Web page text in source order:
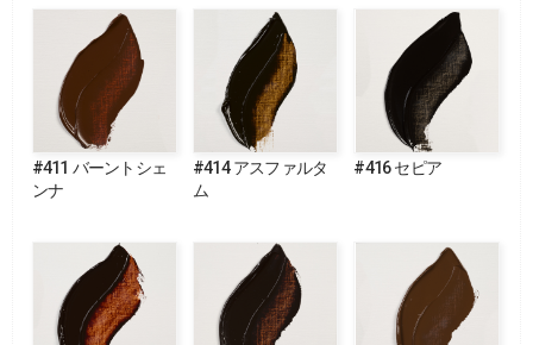
#411 バーントシェ
ンナ
#414 アスファルタ
ム
#416 セピア